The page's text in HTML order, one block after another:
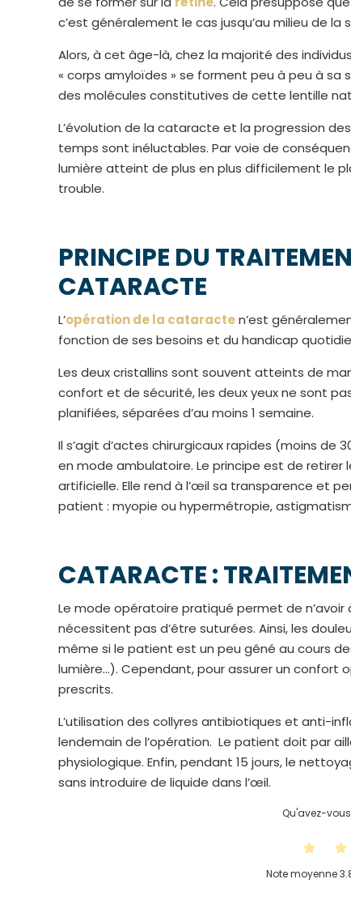
c’est généralement le cas jusqu’au milieu de la
Alors, à cet âge-là, chez la majorité des
« corps amyloïdes » se forment peu à peu à
des molécules constitutives de cette lentille
L’évolution de la cataracte et la progression
temps sont inéluctables. Par voie de
lumière atteint de plus en plus difficilement le
trouble.
PRINCIPE DU
CATARACTE
L’opération de la cataracten’est
fonction de ses besoins et du handicap
Les deux cristallins sont souvent atteints de
confort et de sécurité, les deux yeux ne sont
planifiées, séparées d’au moins 1 semaine.
Il s’agit d’actes chirurgicaux rapides (moins de
en mode ambulatoire. Le principe est de retirer
artificielle. Elle rend à l’œil sa transparence et
patient : myopie ou hypermétropie,
CATARACTE :
Le mode opératoire pratiqué permet de n’avoir
nécessitent pas d’être suturées. Ainsi, les
même si le patient est un peu gêné au cours
lumière…). Cependant, pour assurer un confort
prescrits.
L’utilisation des collyres antibiotiques et anti-
lendemain de l’opération. Le patient doit par
physiologique. Enfin, pendant 15 jours, le
sans introduire de liquide dans l’œil.
Qu'avez-
Note moyenne